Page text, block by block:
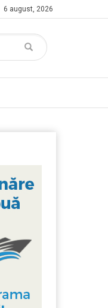
6 august, 2026